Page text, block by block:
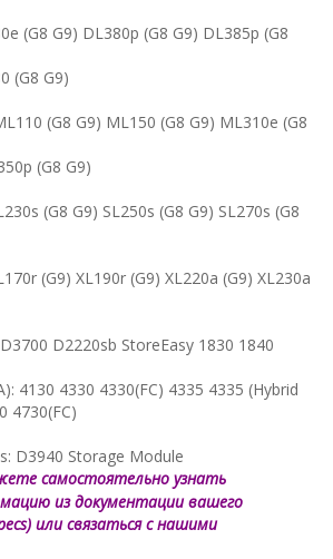
(G8 G9) DL380p (G8 G9) DL385p (G8
(G8 G9)
(G8 G9) ML150 (G8 G9) ML310e (G8
(G8 G9)
(G8 G9) SL250s (G8 G9) SL270s (G8
(G9) XL190r (G9) XL220a (G9) XL230a
D2220sb StoreEasy 1830 1840
4130 4330 4330(FC) 4335 4335 (Hybrid
4730(FC)
D3940 Storage Module
самостоятельно узнать
из документации вашего
или связаться с нашими